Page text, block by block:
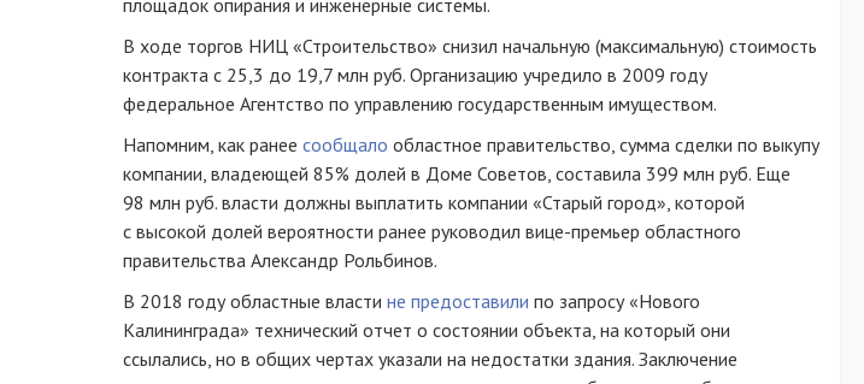
В ходе торгов НИЦ «Строительство» снизил начальную (максимальную) стоимость
контракта с 25,3 до 19,7 млн руб. Организацию учредило в 2009 году
федеральное Агентство по управлению государственным имуществом.
Напомним, как ранее сообщало областное правительство, сумма сделки по выкупу
компании, владеющей 85% долей в Доме Советов, составила 399 млн руб. Еще
98 млн руб. власти должны выплатить компании «Старый город», которой
с высокой долей вероятности ранее руководил вице-премьер областного
правительства Александр Рольбинов.
В 2018 году областные власти не предоставили по запросу «Нового
Калининграда» технический отчет о состоянии объекта, на который они
ссылались, но в общих чертах указали на недостатки здания. Заключение